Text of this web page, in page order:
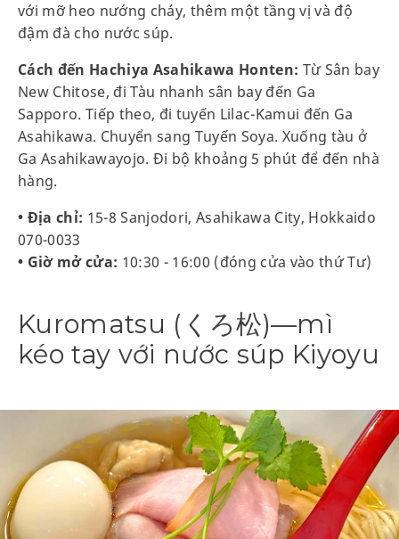
với mỡ heo nướng cháy, thêm một tầng vị và độ
đậm đà cho nước súp.
Cách đến Hachiya Asahikawa Honten: Từ Sân bay
New Chitose, đi Tàu nhanh sân bay đến Ga
Sapporo. Tiếp theo, đi tuyến Lilac-Kamui đến Ga
Asahikawa. Chuyển sang Tuyến Soya. Xuống tàu ở
Ga Asahikawayojo. Đi bộ khoảng 5 phút để đến nhà
hàng.
• Địa chỉ: 15-8 Sanjodori, Asahikawa City, Hokkaido
070-0033
• Giờ mở cửa: 10:30 - 16:00 (đóng cửa vào thứ Tư)
Kuromatsu (くろ松)—mì
kéo tay với nước súp Kiyoyu